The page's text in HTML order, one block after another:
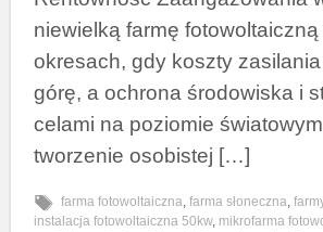
niewielką farmę
okresach, gdy koszty
górę, a ochrona środowiska i
celami na poziomie
tworzenie osobistej […]
farma fotowoltaiczna, farma słoneczna,
instalacja fotowoltaiczna 50kw, mikrofarma